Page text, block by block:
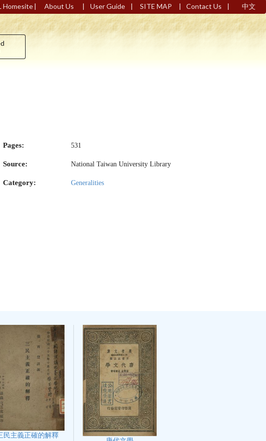
Homesite| About Us | User Guide | SITE MAP | Contact Us | 中文
Pages: 531
Source: National Taiwan University Library
Category: Generalities
民主義正確的解釋